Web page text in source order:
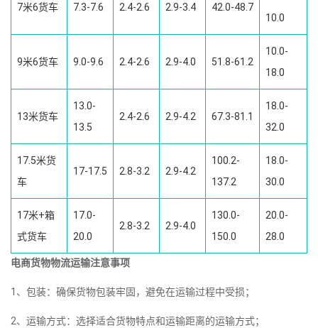
7米6货车 7.3-7.6 2.4-2.6 2.9-3.4 42.0-48.7
10.0
9米6货车 9.0-9.6 2.4-2.6 2.9-4.0 51.8-61.2
10.0-
18.0
13米货车
13.0-
13.5
2.4-2.6 2.9-4.2 67.3-81.1
18.0-
32.0
17.5米货
车
17-17.5 2.8-3.2 2.9-4.2
100.2-
137.2
18.0-
30.0
17米+箱
式货车
17.0-
20.0
2.8-3.2 2.9-4.0
130.0-
150.0
20.0-
28.0
电商货物物流运输注意事项
1、包装：确保货物包装牢固，避免在运输过程中受损；
2、运输方式：选择适合货物特点和运输距离的运输方式；